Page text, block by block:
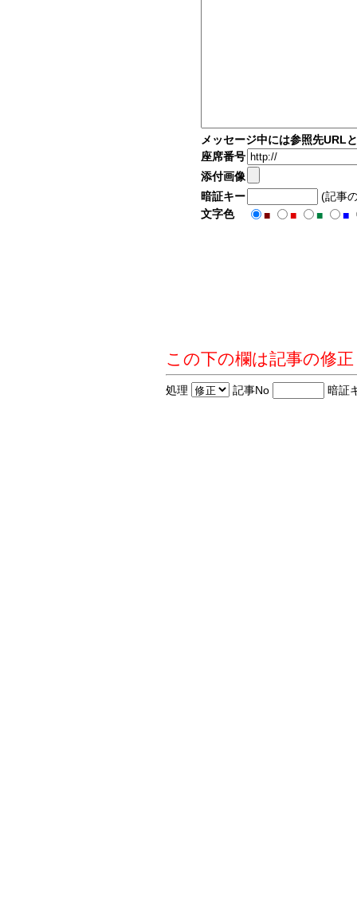
メッセージ中には参照先URL
座席番号
添付画像
暗証キー
(記事
文字色
■ ■ ■ ■
この下の欄は記事の修
処理 記事No 暗証